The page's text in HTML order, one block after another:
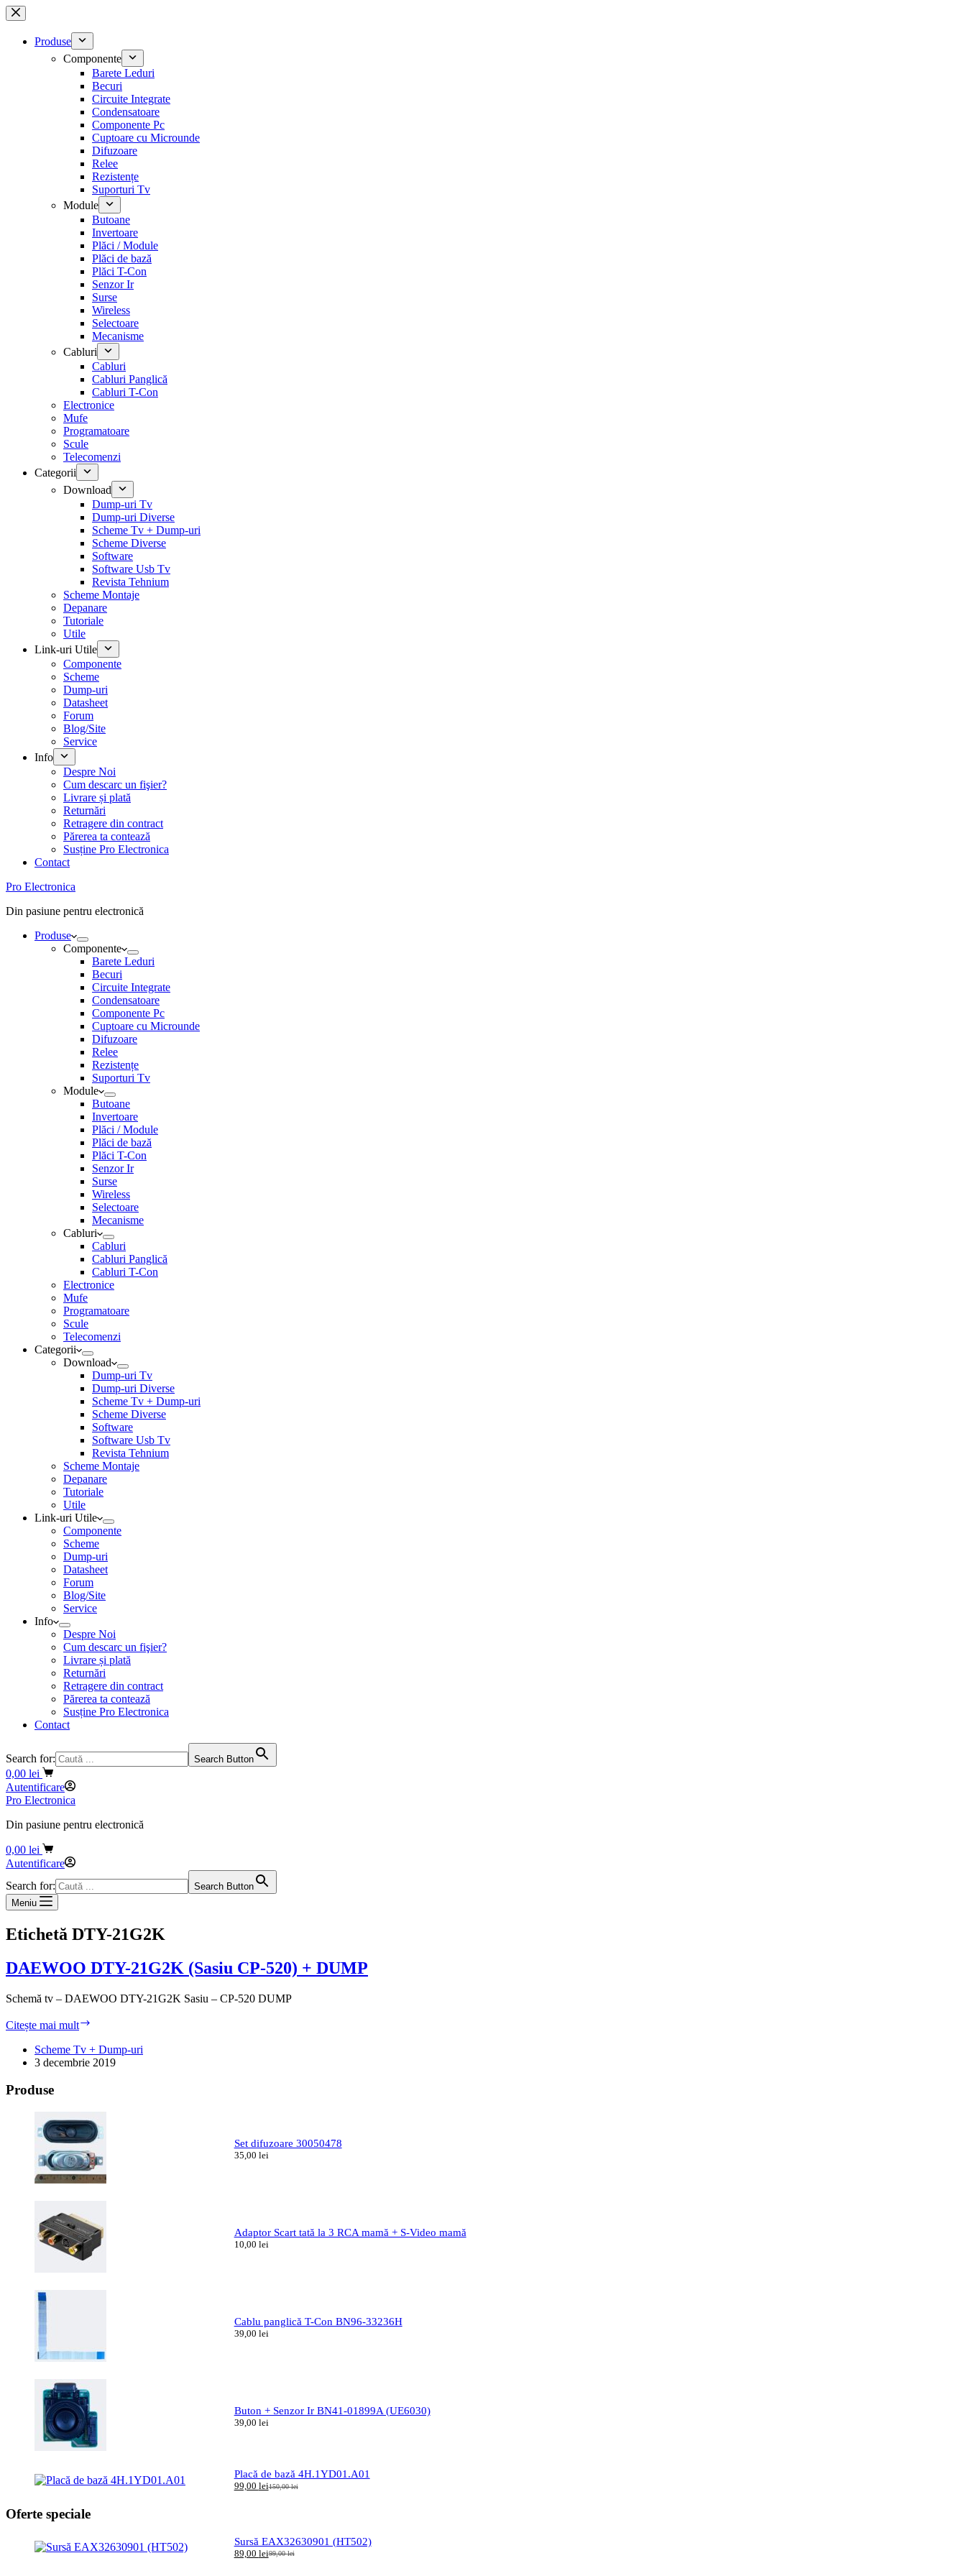
Sari
la
conținutProduse
Componente
Barete Leduri
Becuri
Circuite Integrate
Condensatoare
Componente Pc
Cuptoare cu Microunde
Difuzoare
Relee
Rezistențe
Suporturi Tv
Module
Butoane
Invertoare
Plăci / Module
Plăci de bază
Plăci T-Con
Senzor Ir
Surse
Wireless
Selectoare
Mecanisme
Cabluri
Cabluri
Cabluri Panglică
Cabluri T-Con
Electronice
Mufe
Programatoare
Scule
Telecomenzi
Categorii
Download
Dump-uri Tv
Dump-uri Diverse
Scheme Tv + Dump-uri
Scheme Diverse
Software
Software Usb Tv
Revista Tehnium
Scheme Montaje
Depanare
Tutoriale
Utile
Link-uri Utile
Componente
Scheme
Dump-uri
Datasheet
Forum
Blog/Site
Service
Info
Despre Noi
Cum descarc un fişier?
Livrare și plată
Returnări
Retragere din contract
Părerea ta contează
Susține Pro Electronica
Contact
Pro Electronica
Din pasiune pentru electronică
Produse
Componente
Barete Leduri
Becuri
Circuite Integrate
Condensatoare
Componente Pc
Cuptoare cu Microunde
Difuzoare
Relee
Rezistențe
Suporturi Tv
Module
Butoane
Invertoare
Plăci / Module
Plăci de bază
Plăci T-Con
Senzor Ir
Surse
Wireless
Selectoare
Mecanisme
Cabluri
Cabluri
Cabluri Panglică
Cabluri T-Con
Electronice
Mufe
Programatoare
Scule
Telecomenzi
Categorii
Download
Dump-uri Tv
Dump-uri Diverse
Scheme Tv + Dump-uri
Scheme Diverse
Software
Software Usb Tv
Revista Tehnium
Scheme Montaje
Depanare
Tutoriale
Utile
Link-uri Utile
Componente
Scheme
Dump-uri
Datasheet
Forum
Blog/Site
Service
Info
Despre Noi
Cum descarc un fişier?
Livrare și plată
Returnări
Retragere din contract
Părerea ta contează
Susține Pro Electronica
Contact
Search for: Search Button
Coș
de
cumpărături
0,00 lei
Autentificare
Pro Electronica
Din pasiune pentru electronică
Coș
de
0,00 lei
Autentificare
Search for:
Search Button
Meniu
Etichetă DTY-21G2K
DAEWOO DTY-21G2K (Sasiu CP-520) + DUMP
Schemă tv – DAEWOO DTY-21G2K Sasiu – CP-520 DUMP
Citește mai mult
21G2K
(Sasiu
Scheme Tv + Dump-uri
3 decembrie 2019
Produse
Set difuzoare 30050478
35,00 lei
Adaptor Scart tată la 3 RCA mamă + S-Video mamă
10,00 lei
Cablu panglică T-Con BN96-33236H
39,00 lei
Buton + Senzor Ir BN41-01899A (UE6030)
39,00 lei
Placă de bază 4H.1YD01.A01
150,00lei
Prețul
150,00 lei.
99,00 leiPrețul
Oferte speciale
Sursă EAX32630901 (HT502)
99,00lei
Prețul
89,00 leiPrețul